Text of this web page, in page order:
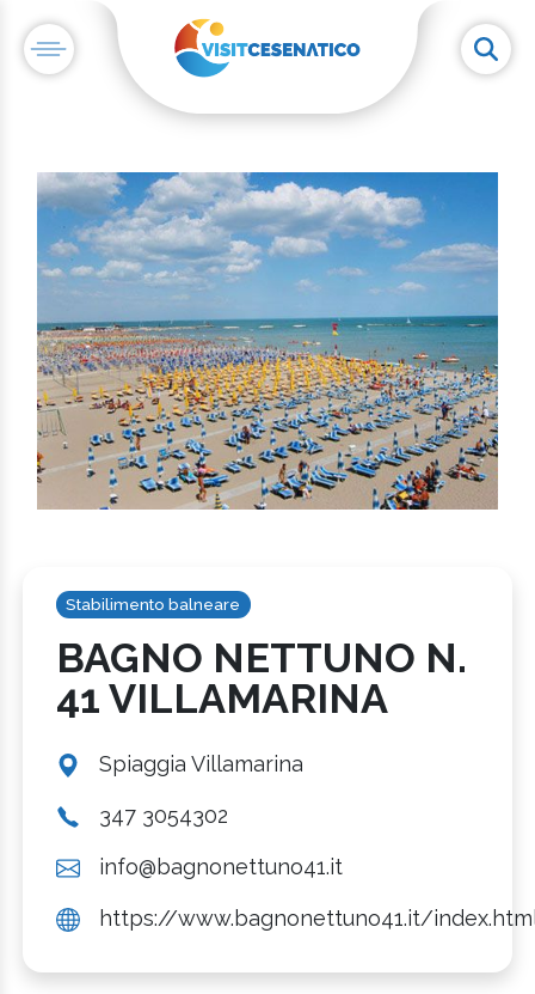
Stabilimento balneare
BAGNO NETTUNO N.
41 VILLAMARINA
Spiaggia Villamarina
347 3054302
info@bagnonettuno41.it
https://www.bagnonettuno41.it/